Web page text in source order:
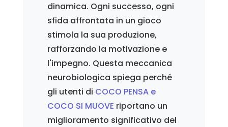
dinamica. Ogni successo, ogni
sfida affrontata in un gioco
stimola la sua produzione,
rafforzando la motivazione e
l'impegno. Questa meccanica
neurobiologica spiega perché
gli utenti di COCO PENSA e
COCO SI MUOVE riportano un
miglioramento significativo del